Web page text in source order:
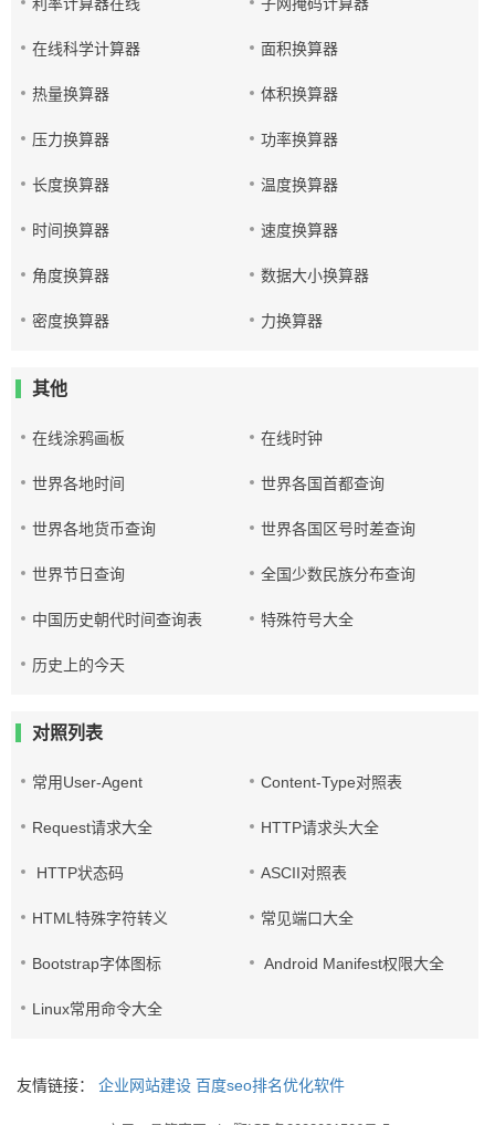
在线科学计算器 面积换算器
热量换算器 体积换算器
压力换算器 功率换算器
长度换算器 温度换算器
时间换算器 速度换算器
角度换算器 数据大小换算器
密度换算器 力换算器
其他
在线涂鸦画板 在线时钟
世界各地时间 世界各国首都查询
世界各地货币查询 世界各国区号时差查询
世界节日查询 全国少数民族分布查询
中国历史朝代时间查询表 特殊符号大全
历史上的今天
对照列表
常用User-Agent Content-Type对照表
Request请求大全 HTTP请求头大全
HTTP状态码 ASCII对照表
HTML特殊字符转义 常见端口大全
Bootstrap字体图标 Android Manifest权限大全
Linux常用命令大全
友情链接： 企业网站建设 百度seo排名优化软件